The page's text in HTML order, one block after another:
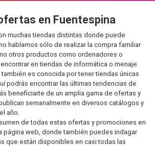
en Fuentespina
muchas tiendas distintas donde puede
hablamos sólo de realizar la compra familiar
otros productos como ordenadores o
en tiendas de informática o menaje
también es conocida por tener tiendas únicas
podrás encontrar las últimas tendencias de
beneficiarte de un amplia gama de ofertas y
semanalmente en diversos catálogos y
año.
de todas estas ofertas y promociones en
página web, donde también puedes indagar
que están disponibles en casi todas las